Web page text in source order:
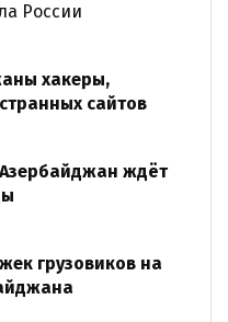
России
хакеры,
сайтов
ждёт
грузовиков на